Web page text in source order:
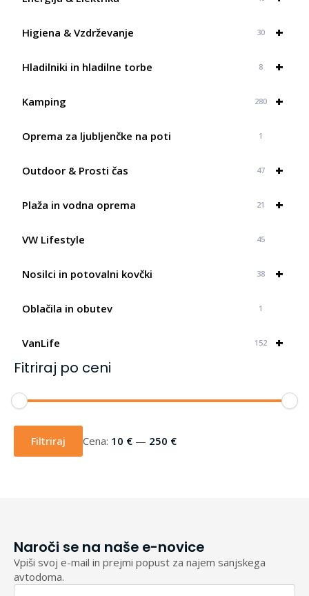
+
Higiena & Vzdrževanje 30
+
Hladilniki in hladilne torbe 8
+
Kamping 280
Oprema za ljubljenčke na poti 1
+
Outdoor & Prosti čas 47
+
Plaža in vodna oprema 21
VW Lifestyle 45
+
Nosilci in potovalni kovčki 38
Oblačila in obutev 1
+
VanLife 152
Fitriraj po ceni
Min
cena
Max
cenaFiltriraj Cena: 10 € — 250 €
Naroči se na naše e-novice
Vpiši svoj e-mail in prejmi popust za najem sanjskega
avtodoma.
Email